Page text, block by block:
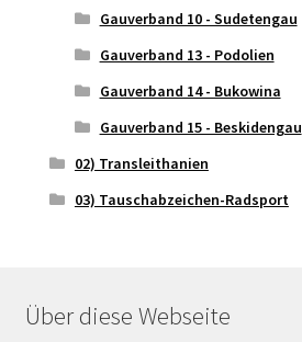
Gauverband 10 - Sudetengau
Gauverband 13 - Podolien
Gauverband 14 - Bukowina
Gauverband 15 - Beskidengau
02) Transleithanien
03) Tauschabzeichen-Radsport
Über diese Webseite